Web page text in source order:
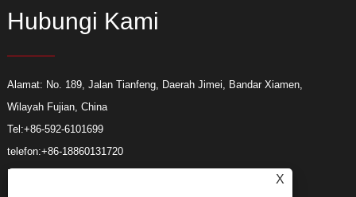
Hubungi Kami
Alamat: No. 189, Jalan Tianfeng, Daerah Jimei, Bandar Xiamen,
Wilayah Fujian, China
Tel:+86-592-6101699
telefon:+86-18860131720
X